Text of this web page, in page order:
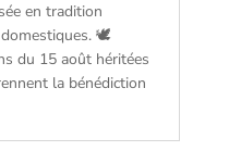
en tradition
🕊️
du 15 août héritées
la bénédiction